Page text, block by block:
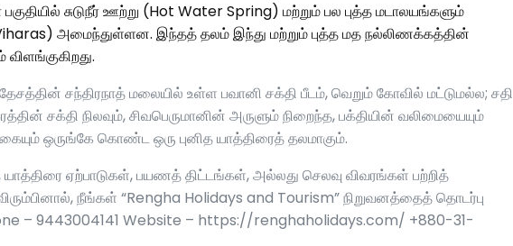
சுடுநீர் ஊற்று (Hot Water Spring) மற்றும் பல புத்த மடாலயங்களும்
அமைந்துள்ளன. இந்தத் தலம் இந்து மற்றும் புத்த மத நல்லிணக்கத்தின்
சந்திரநாத் மலையில் உள்ள பவானி சக்தி பீடம், வெறும் கோவில் மட்டுமல்ல; சதி
சக்தி நிலவும், சிவபெருமானின் அருளும் நிறைந்த, பக்தியின் வலிமையையும்
ஒருங்கே கொண்ட ஒரு புனித யாத்திரைத் தலமாகும்.
யாத்திரை ஏற்பாடுகள், பயணத் திட்டங்கள், அல்லது செலவு விவரங்கள் பற்றித்
நீங்கள் “Rengha Holidays and Tourism” நிறுவனத்தைத் தொடர்பு
– 9443004141 Website – https://renghaholidays.com/ +880-31-